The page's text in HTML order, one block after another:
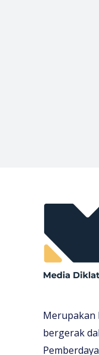
Merupakan
bergerak